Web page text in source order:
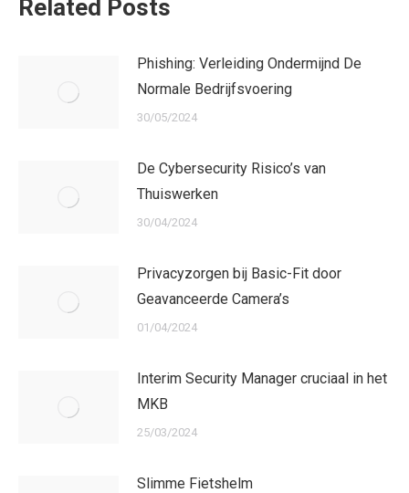
Related Posts
Phishing: Verleiding Ondermijnd De
Normale Bedrijfsvoering
30/05/2024
De Cybersecurity Risico’s van
Thuiswerken
30/04/2024
Privacyzorgen bij Basic-Fit door
Geavanceerde Camera’s
01/04/2024
Interim Security Manager cruciaal in het
MKB
25/03/2024
Slimme Fietshelm